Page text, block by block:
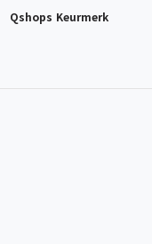
Qshops Keurmerk